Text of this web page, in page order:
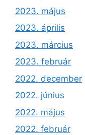
2023. május
2023. április
2023. március
2023. február
2022. december
2022. június
2022. május
2022. február